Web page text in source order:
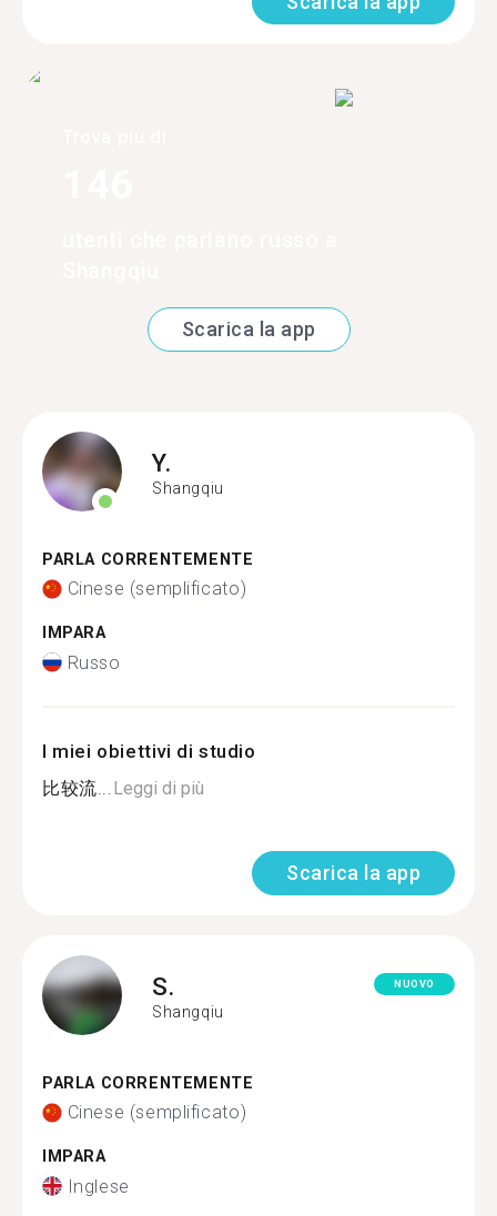
Scarica la app
Y.
Shangqiu
PARLA CORRENTEMENTE
Cinese (semplificato)
IMPARA
Russo
I miei obiettivi di studio
比较流... Leggi di più
Scarica la app
S.
Shangqiu
NUOVO
PARLA CORRENTEMENTE
Cinese (semplificato)
IMPARA
Inglese